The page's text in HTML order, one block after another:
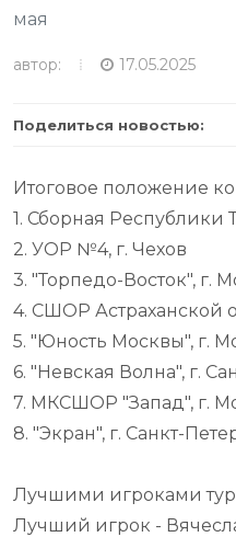
мая
автор: 17.05.2025
Поделиться новостью:
Итоговое положение
1. Сборная Республики
2. УОР №4, г. Чехов
3. "Торпедо-Восток", г.
4. СШОР Астраханской
5. "Юность Москвы", г.
6. "Невская Волна", г.
7. МКСШОР "Запад", г.
8. "Экран", г. Санкт-
Лучшими игроками
Лучший игрок -